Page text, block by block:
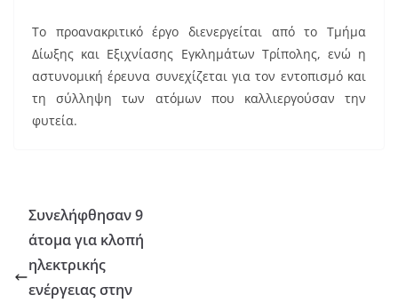
Το προανακριτικό έργο διενεργείται από το Τμήμα
Δίωξης και Εξιχνίασης Εγκλημάτων Τρίπολης, ενώ η
αστυνομική έρευνα συνεχίζεται για τον εντοπισμό και
τη σύλληψη των ατόμων που καλλιεργούσαν την
φυτεία.
Συνελήφθησαν 9
άτομα για κλοπή
ηλεκτρικής
ενέργειας στην